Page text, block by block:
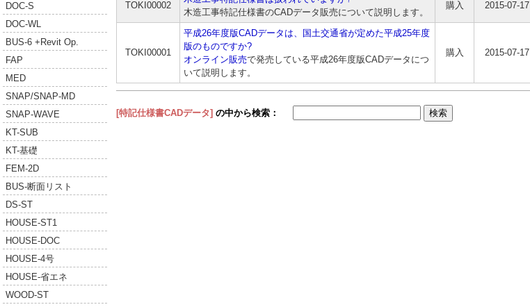
DOC-S
DOC-WL
BUS-6 +Revit Op.
FAP
MED
SNAP/SNAP-MD
SNAP-WAVE
KT-SUB
KT-基礎
FEM-2D
BUS-断面リスト
DS-ST
HOUSE-ST1
HOUSE-DOC
HOUSE-4号
HOUSE-省エネ
WOOD-ST
TOKI00002
木造工事特記仕様書のCADデータ販売について説明します。
購入 2015-07-17
TOKI00001
平成26年度版CADデータは、国土交通省が定めた平成25年度
版のものですか?
オンライン販売で発売している平成26年度版CADデータにつ
いて説明します。
購入 2015-07-17
[特記仕様書CADデータ] の中から検索：